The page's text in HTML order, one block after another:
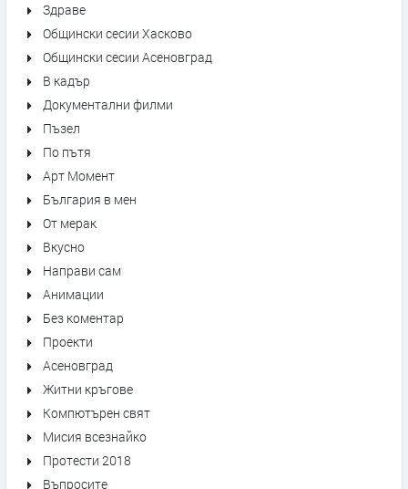
Здраве
Общински сесии Хасково
Общински сесии Асеновград
В кадър
Документални филми
Пъзел
По пътя
Арт Момент
България в мен
От мерак
Вкусно
Направи сам
Анимации
Без коментар
Проекти
Асеновград
Житни кръгове
Компютърен свят
Мисия всезнайко
Протести 2018
Въпросите